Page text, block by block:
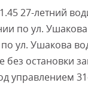
27-летний
по ул.
ул. Ушакова
без остановки
управлением